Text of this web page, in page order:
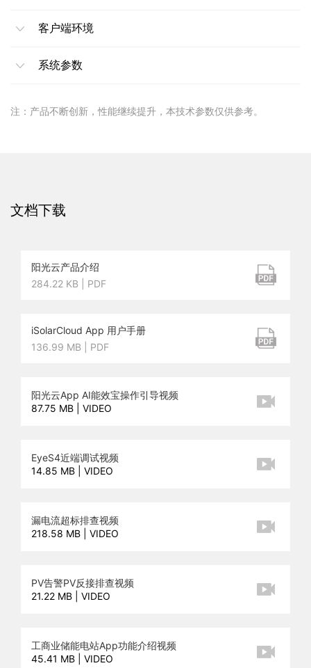
客户端环境
系统参数
注：产品不断创新，性能继续提升，本技术参数仅供参考。
文档下载
阳光云产品介绍
284.22 KB | PDF
iSolarCloud App 用户手册
136.99 MB | PDF
阳光云App AI能效宝操作引导视频
87.75 MB | VIDEO
EyeS4近端调试视频
14.85 MB | VIDEO
漏电流超标排查视频
218.58 MB | VIDEO
PV告警PV反接排查视频
21.22 MB | VIDEO
工商业储能电站App功能介绍视频
45.41 MB | VIDEO